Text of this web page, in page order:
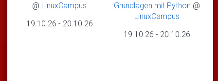
@ LinuxCampus
19.10.26 - 20.10.26
Grundlagen mit Python @
LinuxCampus
19.10.26 - 20.10.26